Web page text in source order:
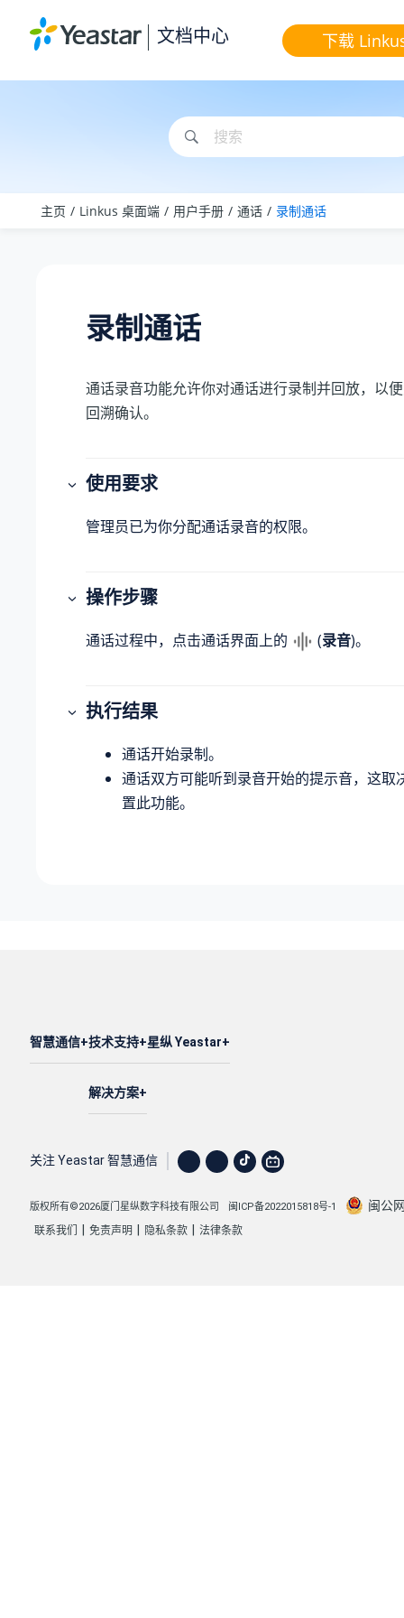
文档中心 下载
主页 Linkus 桌面端 用户手册 通话 录制通话
录制通话
通话录音功能允许你对通话进行录制并回放，以
回溯确认。
使用要求
管理员已为你分配通话录音的权限。
操作步骤
通话过程中，点击通话界面上的 (录音)。
执行结果
通话开始录制。
通话双方可能听到录音开始的提示音，这取
置此功能。
智慧通信 技术支持
解决方案
星纵 Yeastar
关注 Yeastar 智慧通信
版权所有©2026厦门星纵数字科技有限公司 闽ICP备2022015818号-1 闽公
联系我们 免责声明 隐私条款 法律条款